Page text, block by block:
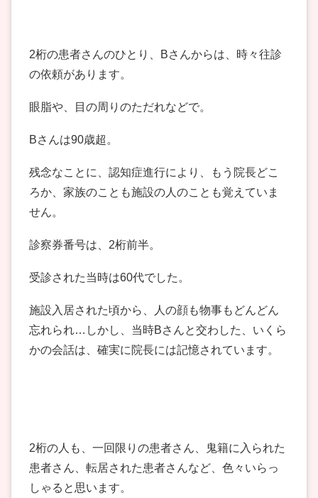
2桁の患者さんのひとり、Bさんからは、時々往診
の依頼があります。
眼脂や、目の周りのただれなどで。
Bさんは90歳超。
残念なことに、認知症進行により、もう院長どこ
ろか、家族のことも施設の人のことも覚えていま
せん。
診察券番号は、2桁前半。
受診された当時は60代でした。
施設入居された頃から、人の顔も物事もどんどん
忘れられ…しかし、当時Bさんと交わした、いくら
かの会話は、確実に院長には記憶されています。
2桁の人も、一回限りの患者さん、鬼籍に入られた
患者さん、転居された患者さんなど、色々いらっ
しゃると思います。